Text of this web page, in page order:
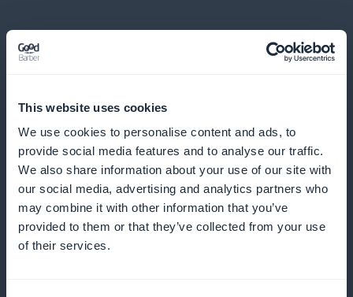
This website uses cookies
We use cookies to personalise content and ads, to
provide social media features and to analyse our traffic.
We also share information about your use of our site with
our social media, advertising and analytics partners who
may combine it with other information that you’ve
provided to them or that they’ve collected from your use
of their services.
Ekspreskøb med et enkelt klik
Lad dine kunder bestille en bog direkte fra kortet
eller listen
Målrettede push-meddelelser